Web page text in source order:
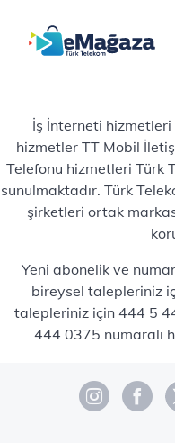
İş İnterneti hizmetleri
hizmetler TT Mobil
Telefonu hizmetleri Türk
sunulmaktadır. Türk
şirketleri ortak
Yeni abonelik ve
bireysel talepleriniz
talepleriniz için 444 5
444 0375 numaralı